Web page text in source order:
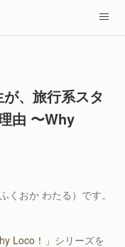
、旅行系スタ
由 〜Why
くおか わたる）です。
Loco！」 シリーズを